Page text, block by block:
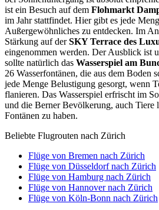
ist ein Besuch auf dem Flohmarkt
im Jahr stattfindet. Hier gibt es jede
Außergewöhnliches zu entdecken. Im
Stärkung auf derSKY Terrace des
eingenommen werden. Der Ausblick ist
sollte natürlich das Wasserspiel am
26 Wasserfontänen, die aus dem Boden
jede Menge Belustigung gesorgt, wenn
flanieren. Das Wasserspiel erfrischt im
und die Berner Bevölkerung, auch Tiere
Fontänen zu haben.
Beliebte Flugrouten nach Zürich
Flüge von Bremen nach Zürich
Flüge von Düsseldorf nach Zürich
Flüge von Hamburg nach Zürich
Flüge von Hannover nach Zürich
Flüge von Köln-Bonn nach Zürich